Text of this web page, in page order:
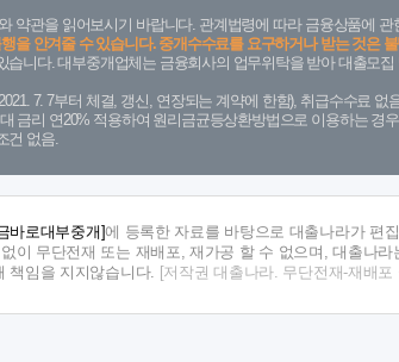
약관을 읽어보시기 바랍니다. 관계법령에 따라 금융상품에
을 안겨줄 수 있습니다. 중개수수료를 요구하거나 받는 것은
니다. 대부중개업체는 금융회사의 업무위탁을 받아 대출모
7. 7부터 체결, 갱신, 연장되는 계약에 한함), 취급수수료
금리 연20% 적용하여 원리금균등상환방법으로 이용하는 경
건 없음.
바로대부중개]에 등록한 자료를 바탕으로 대출나라가 편
이 무단전재 또는 재배포, 재가공 할 수 없으며, 대출나라
책임을 지지않습니다.
[저작권 대출나라. 무단전재-재배포